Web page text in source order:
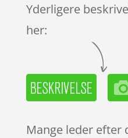
Yderligere
her:
Mange leder efter